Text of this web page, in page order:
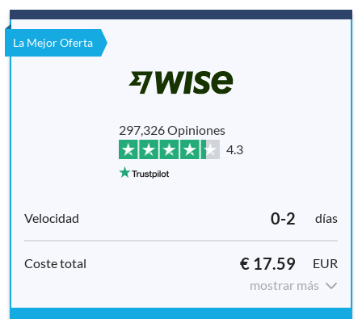
La Mejor Oferta
297,326 Opiniones
4.3
0-2 días
€ 17.59
EUR
mostrar más